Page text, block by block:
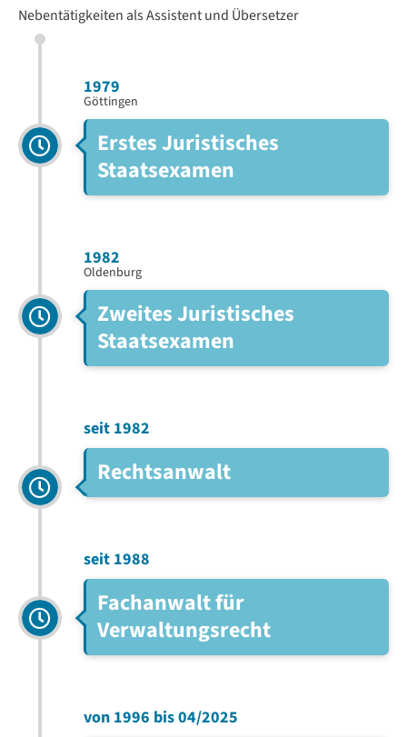
Nebentätigkeiten als Assistent und Übersetzer
1979
Göttingen
Erstes Juristisches
Staatsexamen
1982
Oldenburg
Zweites Juristisches
Staatsexamen
seit 1982
Rechtsanwalt
seit 1988
Fachanwalt für
Verwaltungsrecht
von 1996 bis 04/2025